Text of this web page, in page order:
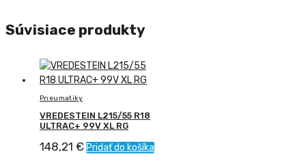
Súvisiace produkty
Pneumatiky
VREDESTEIN L215/55 R18
ULTRAC+ 99V XL RG
148,21 € Pridať do košíka